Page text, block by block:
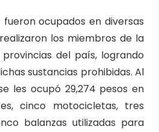
ocupados en diversas
los miembros de la
del país, logrando
sustancias prohibidas. Al
les ocupó 29,274 pesos en
cinco motocicletas, tres
balanzas utilizadas para